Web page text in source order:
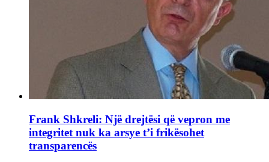
Frank Shkreli: Një drejtësi që vepron me
integritet nuk ka arsye t’i frikësohet
transparencës